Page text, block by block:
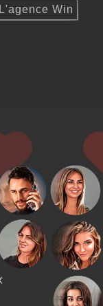
L'agence Win